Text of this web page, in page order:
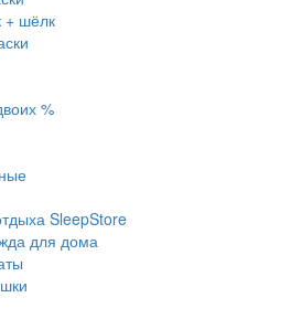
+ шёлк
%
SleepStore
для дома